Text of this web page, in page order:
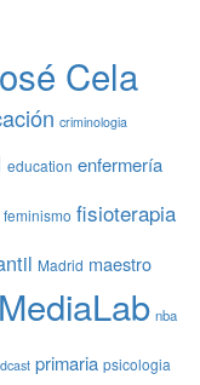
Cela
criminologia
education enfermería
feminismo fisioterapia
Madrid maestro
MediaLab nba
primaria psicologia